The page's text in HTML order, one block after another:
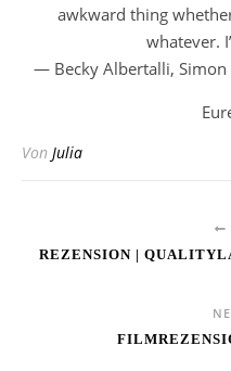
awkward thing
whatever.
― Becky Albertalli, Simon
Von Julia
REZENSION |